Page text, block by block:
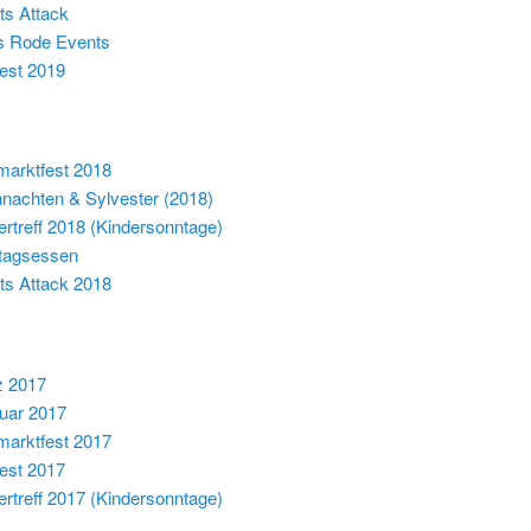
Attack
Rode Events
2019
2018
& Sylvester (2018)
2018 (Kindersonntage)
Attack 2018
2017
2017
2017
2017
2017 (Kindersonntage)